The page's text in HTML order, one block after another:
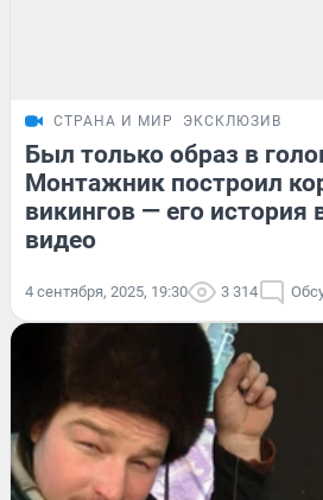
СТРАНА И МИР ЭКСКЛЮЗИВ
Был только образ в
Монтажник построил
викингов — его история
видео
4 сентября, 2025, 19:30 3 314